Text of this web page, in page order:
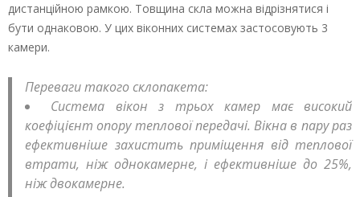
дистанційною рамкою. Товщина скла можна відрізнятися і
бути однаковою. У цих віконних системах застосовують 3
камери.
Переваги такого склопакета:
Система вікон з трьох камер має високий
коефіцієнт опору теплової передачі. Вікна в пару раз
ефективніше захистить приміщення від теплової
втрати, ніж однокамерне, і ефективніше до 25%,
ніж двокамерне.